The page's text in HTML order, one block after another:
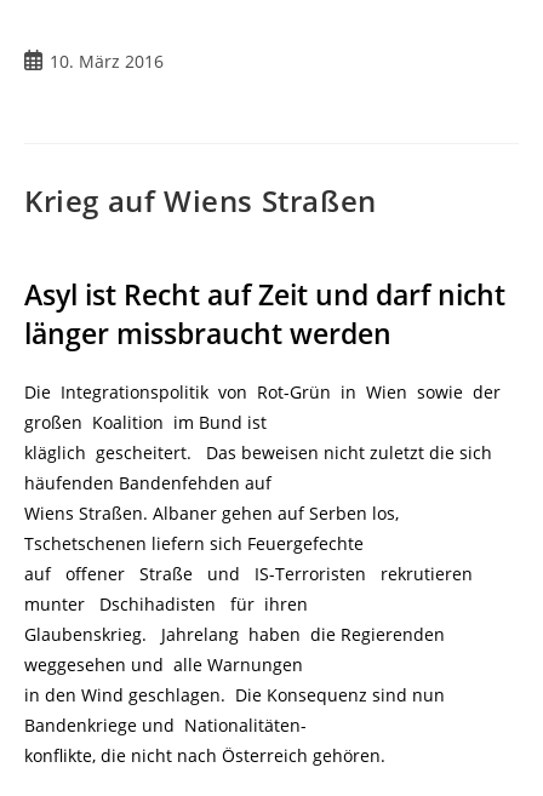
10. März 2016
Krieg auf Wiens Straßen
Asyl ist Recht auf Zeit und darf nicht
länger missbraucht werden
Die Integrationspolitik von Rot-Grün in Wien sowie der
großen Koalition im Bund ist
kläglich gescheitert. Das beweisen nicht zuletzt die sich
häufenden Bandenfehden auf
Wiens Straßen. Albaner gehen auf Serben los,
Tschetschenen liefern sich Feuergefechte
auf offener Straße und IS-Terroristen rekrutieren
munter Dschihadisten für ihren
Glaubenskrieg. Jahrelang haben die Regierenden
weggesehen und alle Warnungen
in den Wind geschlagen. Die Konsequenz sind nun
Bandenkriege und Nationalitäten-
konflikte, die nicht nach Österreich gehören.